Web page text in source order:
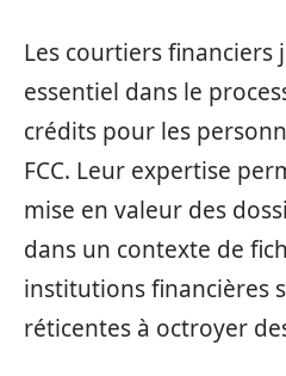
Les courtiers financiers
essentiel dans le
crédits pour les
FCC. Leur expertise
mise en valeur des
dans un contexte de
institutions financières
réticentes à octroyer